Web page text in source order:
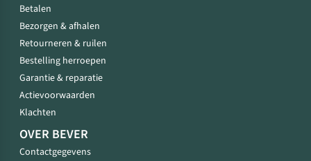
Betalen
Bezorgen & afhalen
Retourneren & ruilen
Bestelling herroepen
Garantie & reparatie
Actievoorwaarden
Klachten
OVER BEVER
Contactgegevens